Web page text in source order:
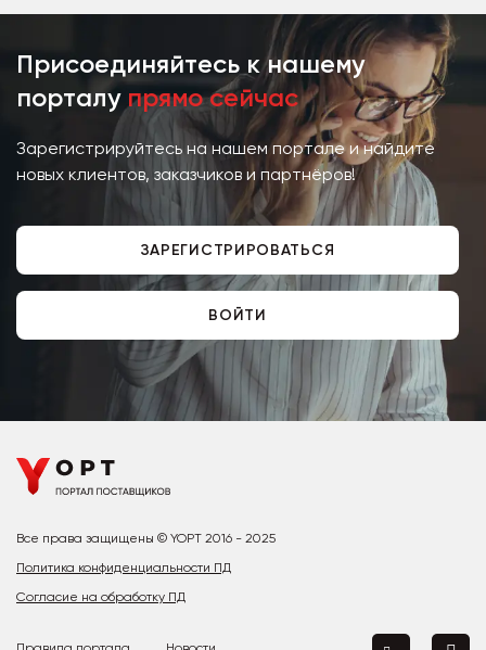
Присоединяйтесь к нашему
порталу прямо сейчас
Зарегистрируйтесь на нашем портале и найдите
новых клиентов, заказчиков и партнёров!
ЗАРЕГИСТРИРОВАТЬСЯ
ВОЙТИ
Все права защищены © YOPT 2016 - 2025
Политика конфиденциальности ПД
Согласие на обработку ПД